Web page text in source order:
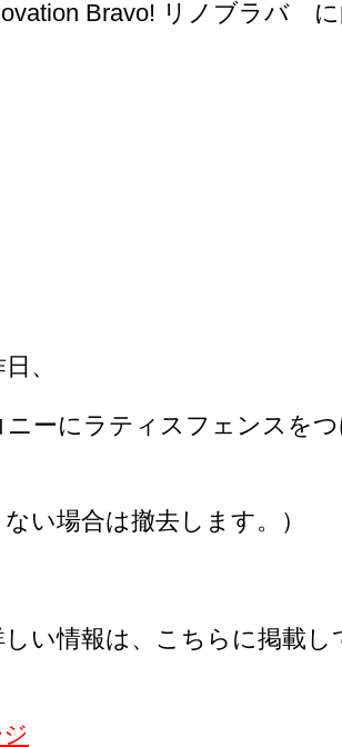
Bravo! リノブラバ
、
ニーにラティスフェンスを
ない場合は撤去します。）
い情報は、こちらに掲載し